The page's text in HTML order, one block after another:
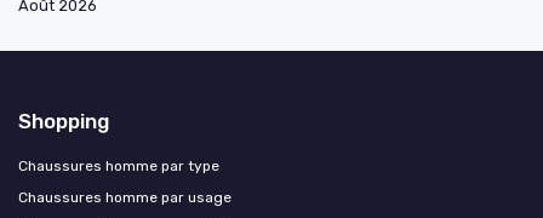
Août 2026
Shopping
Chaussures homme par type
Chaussures homme par usage